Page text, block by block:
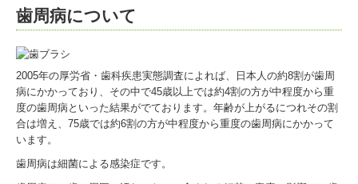
歯周病治療
拡大化治療
インプラント
ホワイトニング
歯周病について
2005年の厚労省・歯科疾患実態調査によれば、日本人の約8割が歯周
病にかかっており、その中で45歳以上では約4割の方が中程度から重
度の歯周病といった結果がでております。年齢が上がるにつれその割
合は増え、75歳では約6割の方が中程度から重度の歯周病にかかって
います。
歯周病は細菌による感染症です。